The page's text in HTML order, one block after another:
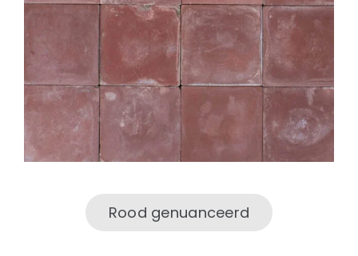
Rood genuanceerd